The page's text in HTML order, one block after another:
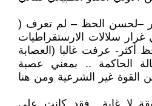
–لحسن الحظ – لم تعرف (
سلالات الارستقراطيات
أكثر- عرفت غالبا (العصابة
الحاكمة .. بمعني عصبة
القوة غير الشرعية ومن هنا